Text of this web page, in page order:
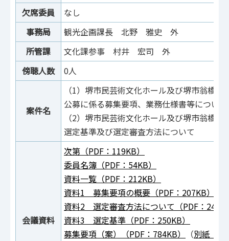
欠席委員
なし
事務局
観光企画課長 北野 雅史 外
所管課
文化課参事 村井 宏司 外
傍聴人数
0人
案件名
（1）堺市民芸術文化ホール及び堺市翁橋
公募に係る募集要項、業務仕様書等について
（2）堺市民芸術文化ホール及び堺市翁橋
選定基準及び選定審査方法について
会議資料
次第（PDF：119KB）
委員名簿（PDF：54KB）
資料一覧（PDF：212KB）
資料1 募集要項の概要（PDF：207KB）
資料2 選定審査方法について（PDF：
資料3 選定基準（PDF：250KB）
募集要項（案）（PDF：784KB）
（別紙（